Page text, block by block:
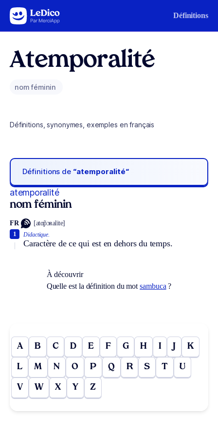
Aller au contenu Définitions
Atemporalité
nom féminin
Définitions, synonymes, exemples en français
Définitions de “atemporalité“
atemporalité
nom féminin
FR [atɑ̃pɔʀalite]
Didactique.
Caractère de ce qui est en dehors du temps.
1
À découvrir
Quelle est la définition du motsambuca ?
A B C D E F G H I J K
L M N O P Q R S T U
V W X Y Z